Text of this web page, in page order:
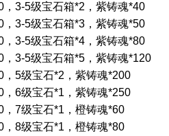
， 3-5级宝石箱*2 ，紫铸魂*40
， 3-5级宝石箱*3 ，紫铸魂*50
， 3-5级宝石箱*4 ，紫铸魂*80
， 3-5级宝石箱*5 ，紫铸魂*120
， 5级宝石*2 ，紫铸魂*200
， 6级宝石*1 ，紫铸魂*250
， 7级宝石*1 ，橙铸魂*60
， 8级宝石*1 ，橙铸魂*80